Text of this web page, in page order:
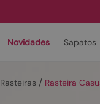
Novidades Sapatos
Rasteiras Rasteira